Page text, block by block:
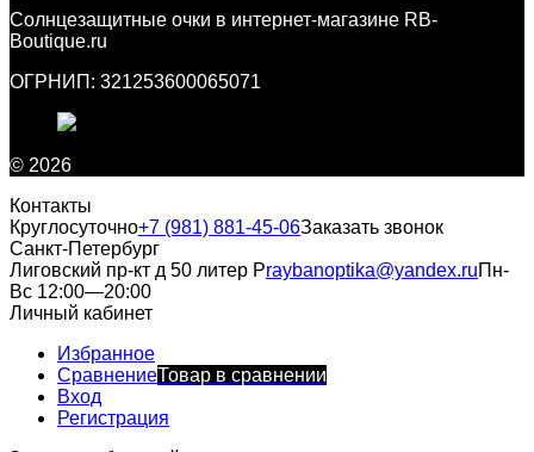
Cолнцезащитные очки в интернет-магазине RB-
Boutique.ru
ОГРНИП: 321253600065071
© 2026
Контакты
Круглосуточно+7 (981) 881-45-06Заказать звонок
Санкт-Петербург
Лиговский пр-кт д 50 литер Рraybanoptika@yandex.ruПн-
Вс 12:00—20:00
Личный кабинет
Избранное
СравнениеТовар в сравнении
Вход
Регистрация